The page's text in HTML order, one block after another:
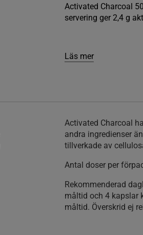
Activated Charcoal
servering ger 2,4 g
Läs mer
Activated Charcoal
andra ingredienser
tillverkade av
Antal doser per
Rekommenderad
måltid och 4 kapslar
måltid. Överskrid ej